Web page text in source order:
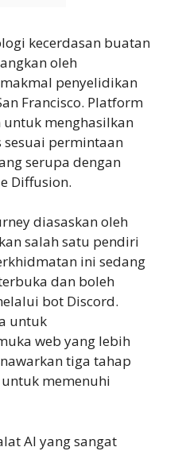
kecerdasan buatan
oleh
penyelidikan
Francisco. Platform
menghasilkan
permintaan
serupa dengan
Diffusion.
diasaskan oleh
salah satu pendiri
ini sedang
dan boleh
bot Discord.
untuk
web yang lebih
tiga tahap
memenuhi
AI yang sangat